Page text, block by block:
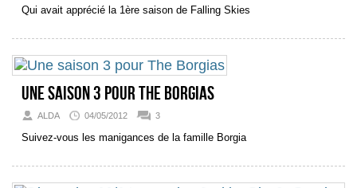
Qui avait apprécié la 1ère saison de Falling Skies
Une saison 3 pour The Borgias
ALDA 04/05/2012 3
Suivez-vous les manigances de la famille Borgia